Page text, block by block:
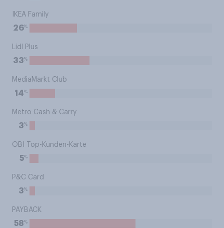
IKEA Family
26%
Lidl Plus
33%
MediaMarkt Club
14%
Metro Cash & Carry
3%
OBI Top-Kunden-Karte
5%
P&C Card
3%
PAYBACK
58%